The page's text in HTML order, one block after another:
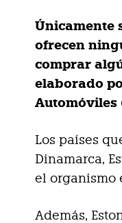
Únicamente
ofrecen
comprar
elaborado
Automóviles
Los países
Dinamarca,
el organismo
Además,